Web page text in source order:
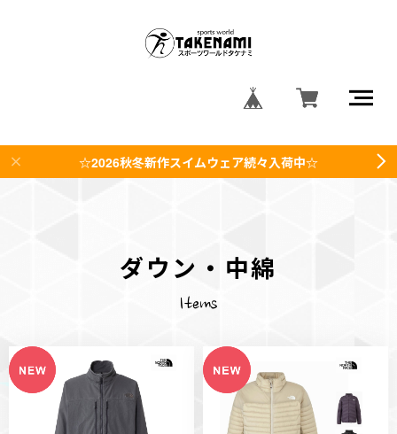
☆2026秋冬新作スイムウェア続々入荷中☆
ダウン・中綿
Items